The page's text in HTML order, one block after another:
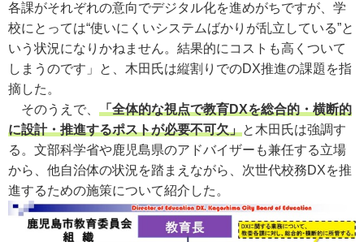
各課がそれぞれの意向でデジタル化を進めがちですが、学
校にとっては“使いにくいシステムばかりが乱立している”と
いう状況になりかねません。結果的にコストも高くついて
しまうのです」と、木田氏は縦割りでのDX推進の課題を指
摘した。
そのうえで、 「全体的な視点で教育DXを総合的・横断的
に設計・推進するポストが必要不可欠」と木田氏は強調す
る。文部科学省や鹿児島県のアドバイザーも兼任する立場
から、他自治体の状況を踏まえながら、次世代校務DXを推
進するための施策について紹介した。